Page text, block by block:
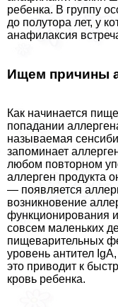
ребенка. В группу
до полутора лет, у
анафилаксия
Ищем причины
Как начинается
попадании
называемая
запоминает
любом повторном
аллерген продукта
— появляется
возникновение
функционирования
совсем маленьких
пищеварительных
уровень антител
это приводит к
кровь ребенка.